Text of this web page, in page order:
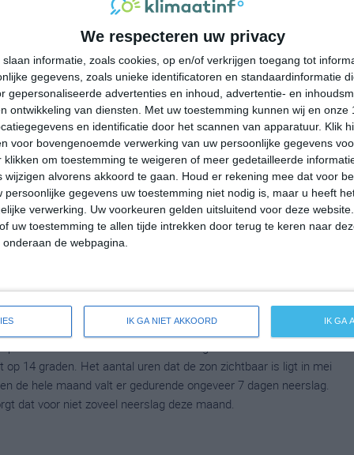
We respecteren uw privacy
slaan informatie, zoals cookies, op en/of verkrijgen toegang tot
gegevens, zoals unieke identificatoren en standaardinformatie
gepersonaliseerde advertenties en inhoud, advertentie- en
ontwikkeling van diensten.
Met uw toestemming kunnen wij en onze
en identificatie door het scannen van apparatuur. Klik
voor bovengenoemde verwerking van uw persoonlijke gegevens
klikken om toestemming te weigeren of meer gedetailleerde
alvorens akkoord te gaan.
Houd er rekening mee dat voor
persoonlijke gegevens uw toestemming niet nodig is, maar u heeft
verwerking. Uw voorkeuren gelden uitsluitend voor deze
uw toestemming te allen tijde intrekken door terug te keren naar
de webpagina.
IK GA NIET AKKOORD IK GA
dan zorgt dat voor een maand met vrij veel neerslag.
in Belo Horizonte rond de 28 graden Celsius. De
op 18 graden. Het aantal uren dat de zon zichtbaar is ligt in
Binnen de hele maand valt er gedurende ongeveer 17 dagen
dan zorgt dat voor een maand met vrij veel neerslag.
in Belo Horizonte rond de 27 graden Celsius. De
17 graden. Het aantal uren dat de zon zichtbaar is ligt in april
de hele maand valt er gedurende ongeveer 10 dagen neerslag.
dat voor een redelijke hoeveelheid neerslag gedurende deze
in Belo Horizonte rond de 26 graden Celsius. De
14 graden. Het aantal uren dat de zon zichtbaar is ligt in mei
de hele maand valt er gedurende ongeveer 7 dagen neerslag.
dat voor niet zoveel neerslag deze maand.